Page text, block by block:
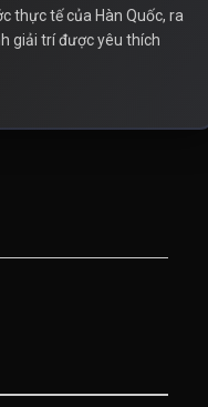
Tập 70
thực tế của Hàn Quốc, ra
giải trí được yêu thích